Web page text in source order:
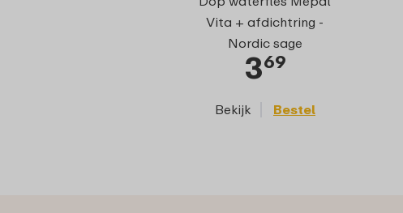
Vita + afdichtring -
Nordic sage
369
Bekijk Bestel